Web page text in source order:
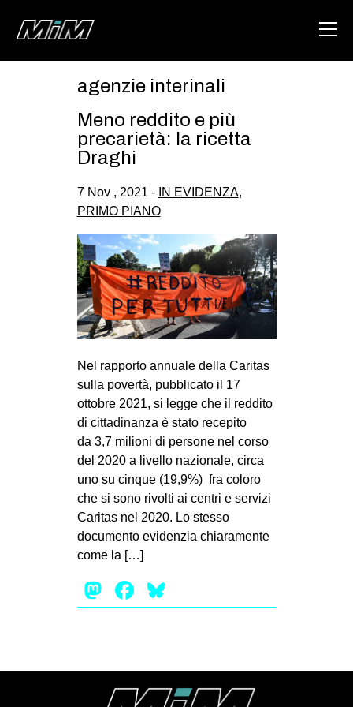
ABOUT
DEGENERAZIONE
CSOA LAMBRETTA
MSM
STUDENTI TSUNAMI
ZAM
MILANO
MOBILITAZIONI
SPAZI
SPORT POPOLARE
MOVIMENTI
AMBIENTE
ANTIFASCISMO
DIRITTO ALL’ABITARE
GENERI
MIGRAZIONI
STUDENTI
agenzie interinali
Meno reddito e più
precarietà: la ricetta
Draghi
7 Nov , 2021 - IN EVIDENZA,
PRIMO PIANO
Nel rapporto annuale della Caritas
sulla povertà, pubblicato il 17
ottobre 2021, si legge che il reddito
di cittadinanza è stato recepito
da 3,7 milioni di persone nel corso
del 2020 a livello nazionale, circa
uno su cinque (19,9%) fra coloro
che si sono rivolti ai centri e servizi
Caritas nel 2020. Lo stesso
documento evidenzia chiaramente
come la […]
Mastodon
Facebook